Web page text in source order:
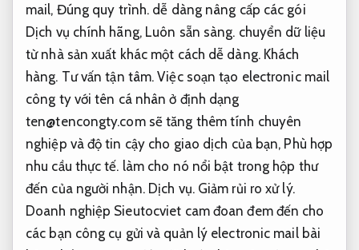
mail, Đúng quy trình. dễ dàng nâng cấp các gói
Dịch vụ chính hãng, Luôn sẵn sàng. chuyển dữ liệu
từ nhà sản xuất khác một cách dễ dàng. Khách
hàng. Tư vấn tận tâm. Việc soạn tạo electronic mail
công ty với tên cá nhân ở định dạng
ten@tencongty.comsẽ tăng thêm tính chuyên
nghiệp và độ tin cậy cho giao dịch của bạn, Phù hợp
nhu cầu thực tế. làm cho nó nổi bật trong hộp thư
đến của người nhận. Dịch vụ. Giảm rủi ro xử lý.
Doanh nghiệp Sieutocviet cam đoan đem đến cho
các bạn công cụ gửi và quản lý electronic mail bài